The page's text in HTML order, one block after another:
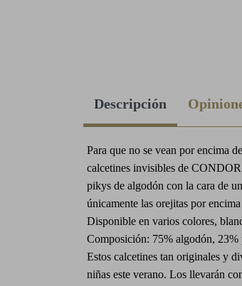
Descripción
Para que no se vean por encima
calcetines invisibles de
pikys de algodón con la cara de
únicamente las orejitas por
Disponible en varios colores,
Composición: 75% algodón,
Estos calcetines tan originales y
niñas este verano. Los llevarán